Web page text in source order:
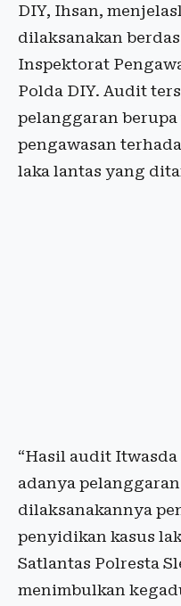
DIY, Ihsan,
dilaksanakan
Inspektorat
Polda DIY. Audit
pelanggaran
pengawasan
laka lantas yang
“Hasil audit
adanya
dilaksanakannya
penyidikan kasus
Satlantas Polresta
menimbulkan